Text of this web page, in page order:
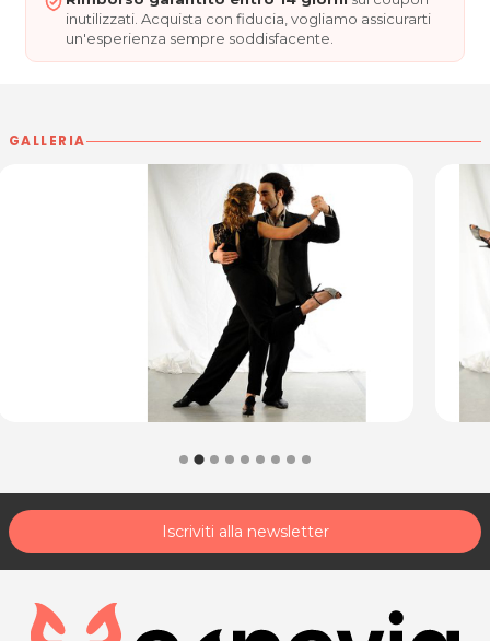
inutilizzati. Acquista con fiducia, vogliamo assicurarti
un'esperienza sempre soddisfacente.
GALLERIA
Iscriviti alla newsletter